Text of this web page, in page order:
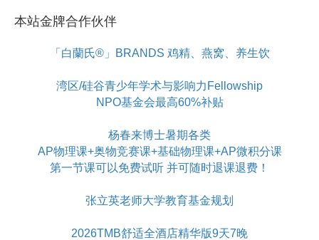
本站金牌合作伙伴
「白蘭氏®」BRANDS 鸡精、燕窝、养生饮
湾区/硅谷青少年学术与影响力Fellowship
NPO基金会最高60%补贴
杨春来博士暑期各类
AP物理课+奥物竞赛课+基础物理课+AP微积分课
第一节课可以免费试听 并可随时退课退费！
张立英老师大学教育基金规划
2026TMB舒适全酒店精华版9天7晚